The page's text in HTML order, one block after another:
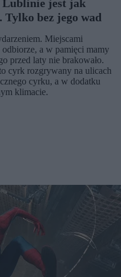
Lublinie jest jak
bez jego wad
Miejscami
a w pamięci mamy
przed laty nie brakowało.
cyrk rozgrywany na ulicach
cyrku, a w dodatku
klimacie.